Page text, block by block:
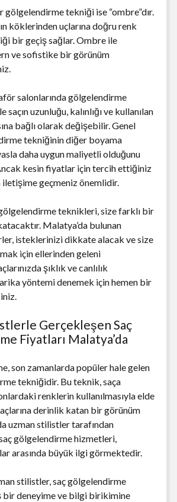
tekniği ise “ombre”dır.
köklerinden uçlarına doğru renk
bir geçiş sağlar. Ombre ile
ve sofistike bir görünüm
salonlarında gölgelendirme
uzunluğu, kalınlığı ve kullanılan
bağlı olarak değişebilir. Genel
tekniğinin diğer boyama
daha uygun maliyetli olduğunu
kesin fiyatlar için tercih ettiğiniz
geçmeniz önemlidir.
gölgelendirme teknikleri, size farklı bir
Malatya’da bulunan
isteklerinizi dikkate alacak ve size
için ellerinden geleni
şıklık ve canlılık
yöntemi denemek için hemen bir
Gerçekleşen Saç
Fiyatları Malatya’da
son zamanlarda popüler hale gelen
tekniğidir. Bu teknik, saça
renklerin kullanılmasıyla elde
derinlik katan bir görünüm
uzman stilistler tarafından
gölgelendirme hizmetleri,
arasında büyük ilgi görmektedir.
stilistler, saç gölgelendirme
bir deneyime ve bilgi birikimine